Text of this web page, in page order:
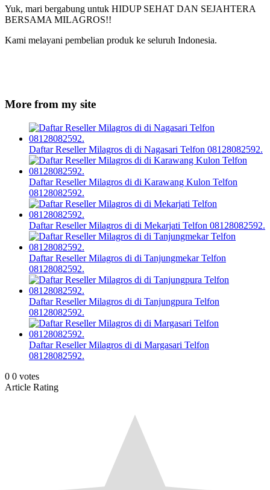
Yuk, mari bergabung untuk HIDUP SEHAT DAN SEJAHTERA
BERSAMA MILAGROS!!
Kami melayani pembelian produk ke seluruh Indonesia.
More from my site
Daftar Reseller Milagros di di Nagasari Telfon 08128082592.
Daftar Reseller Milagros di di Karawang Kulon Telfon
08128082592.
Daftar Reseller Milagros di di Mekarjati Telfon 08128082592.
Daftar Reseller Milagros di di Tanjungmekar Telfon
08128082592.
Daftar Reseller Milagros di di Tanjungpura Telfon
08128082592.
Daftar Reseller Milagros di di Margasari Telfon
08128082592.
0 0 votes
Article Rating